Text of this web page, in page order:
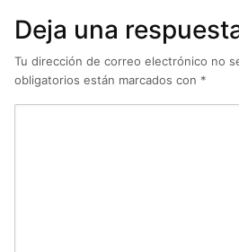
Deja una
Tu dirección de correo electrónico no
obligatorios están marcados con *